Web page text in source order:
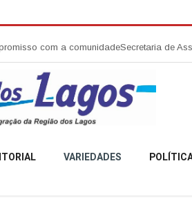
Secretaria de Assistência Social
VARIEDADES